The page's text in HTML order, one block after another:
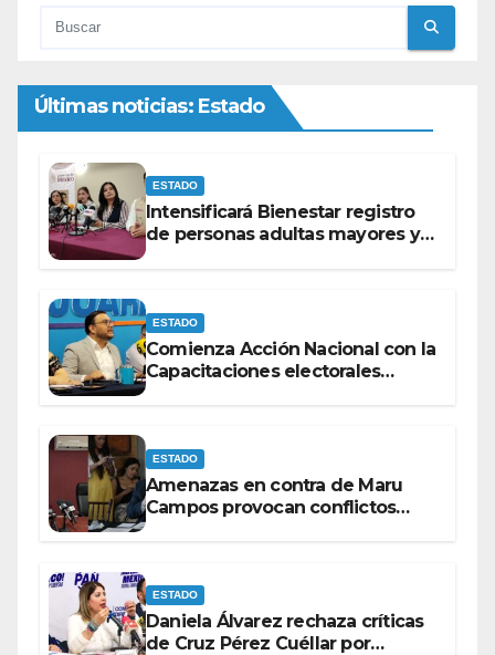
Últimas noticias: Estado
ESTADO
Intensificará Bienestar registro
de personas adultas mayores y
ESTADO
Comienza Acción Nacional con la
Capacitaciones electorales
ESTADO
Amenazas en contra de Maru
Campos provocan conflictos
ESTADO
Daniela Álvarez rechaza críticas
de Cruz Pérez Cuéllar por